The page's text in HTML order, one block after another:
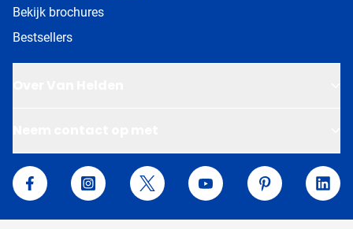
Bekijk brochures
Bestsellers
Van Helden Relatiegeschenken
Facebook InstagramTwitter YouTube Pinterest